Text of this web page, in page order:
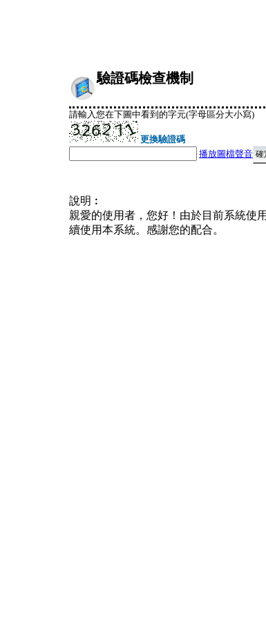
驗證碼檢查機制
請輸入您在下圖中看到的字元(字母區分大小寫)
更換驗證碼
播放圖檔聲音
說明︰
親愛的使用者，您好！由於目前系統使
續使用本系統。感謝您的配合。